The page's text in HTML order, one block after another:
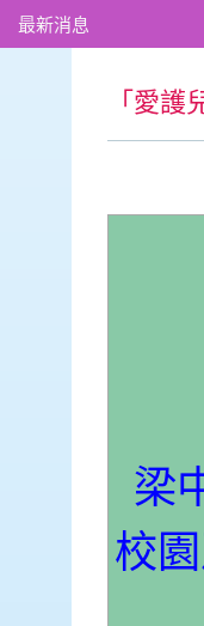
最新消息
「愛
梁
校